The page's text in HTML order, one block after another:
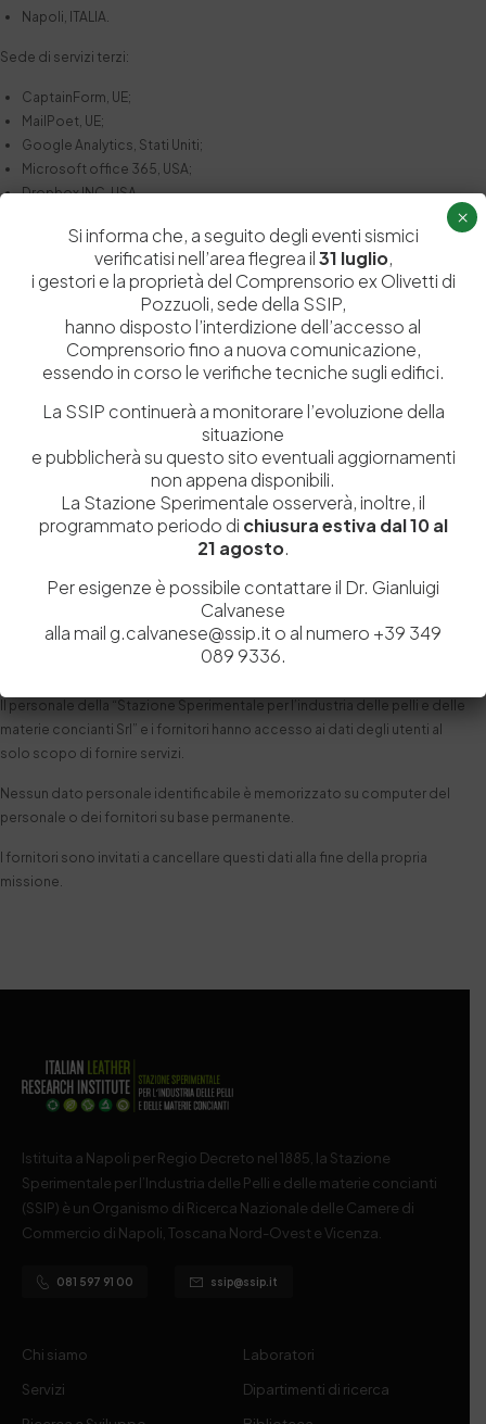
Napoli, ITALIA.
Sede di servizi terzi:
CaptainForm, UE;
MailPoet, UE;
Google Analytics, Stati Uniti;
Microsoft office 365, USA;
Dropbox INC, USA.
Durata del Trattamento dei dati
La “Stazione Sperimentale per l’industria delle pelli e delle materie
concianti Srl” manterrà i dati identificabili per un periodo di tempo
indeterminato o finché l’utente non chiederà di anonimizzare e / o
cancellare i suoi dati.
La “Stazione Sperimentale per l’industria delle pelli e delle materie
concianti Srl” registra dati comportamentali, come mail/pagine aperte e
click, per le e-mail che la SSIP stessa invia.
La “Stazione Sperimentale per l’industria delle pelli e delle materie
concianti Srl” non raccoglie dati comportamentali per conto dei propri
Accesso ai dati
I dati raccolti dalla “Stazione Sperimentale per l’industria delle pelli e
delle materie concianti Srl” non sono condivisi o venduti a terzi.
Il personale della “Stazione Sperimentale per l’industria delle pelli e delle
materie concianti Srl” e i fornitori hanno accesso ai dati degli utenti al
solo scopo di fornire servizi.
Nessun dato personale identificabile è memorizzato su computer del
personale o dei fornitori su base permanente.
I fornitori sono invitati a cancellare questi dati alla fine della propria
missione.
Istituita a Napoli per Regio Decreto nel 1885, la Stazione
Sperimentale per l’Industria delle Pelli e delle materie concianti
(SSIP) è un Organismo di Ricerca Nazionale delle Camere di
Commercio di Napoli, Toscana Nord-Ovest e Vicenza.
081 597 91 00 ssip@ssip.it
Chi siamo
Servizi
Laboratori
Dipartimenti di ricerca
Si informa che, a seguito degli eventi sismici
verificatisi nell’area flegrea il31 luglio,
i gestori e la proprietà del Comprensorio ex Olivetti di
Pozzuoli, sede della SSIP,
hanno disposto l’interdizione dell’accesso al
Comprensorio fino a nuova comunicazione,
essendo in corso le verifiche tecniche sugli edifici.
La SSIP continuerà a monitorare l’evoluzione della
situazione
e pubblicherà su questo sito eventuali aggiornamenti
non appena disponibili.
La Stazione Sperimentale osserverà, inoltre, il
programmato periodo di chiusura estiva dal 10 al
21 agosto.
Per esigenze è possibile contattare il Dr. Gianluigi
Calvanese
alla mail g.calvanese@ssip.it o al numero +39 349
089 9336.
×